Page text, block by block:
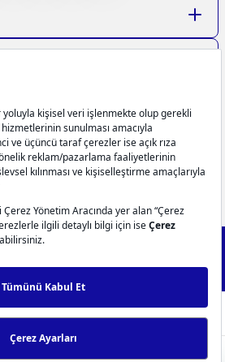
72 72 0549 270 72 72
© Tüm hakları saklıdır.256Bit SSL
ticaret
hazırlandı.